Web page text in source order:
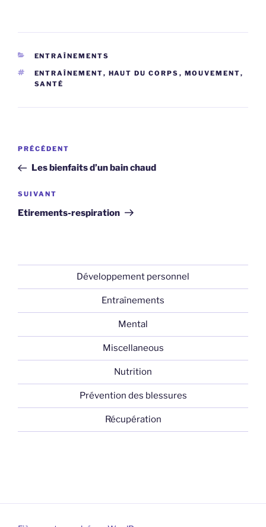
CATÉGORIES
ENTRAÎNEMENTS
ÉTIQUETTES
ENTRAÎNEMENT, HAUT DU CORPS , MOUVEMENT,
SANTÉ
Navigation
l’article
Article
précédent
PRÉCÉDENT
Les bienfaits d’un bain chaud
Article
suivant
SUIVANT
Etirements-respiration
Développement personnel
Entraînements
Mental
Miscellaneous
Nutrition
Prévention des blessures
Récupération